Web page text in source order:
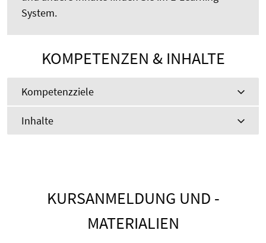
System.
KOMPETENZEN & INHALTE
Kompetenzziele
Inhalte
KURSANMELDUNG UND -
MATERIALIEN